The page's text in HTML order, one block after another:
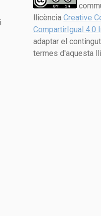
llicència Creative
CompartirIgual 4.0
adaptar el
termes d'aquesta